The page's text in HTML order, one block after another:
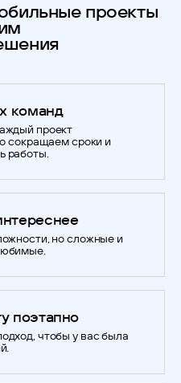
проекты
команд
проект
сокращаем сроки и
работы.
но сложные и
поэтапно
чтобы у вас была